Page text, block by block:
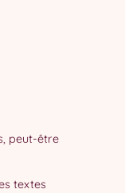
peut-être
textes